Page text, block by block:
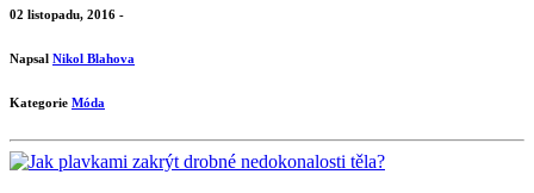
02 listopadu, 2016 -
Napsal Nikol Blahova
Kategorie Móda